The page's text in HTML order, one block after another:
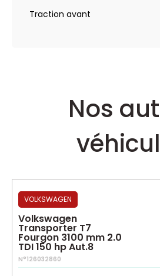
Traction avant
Nos
VOLKSWAGEN
Volkswagen
Transporter T7
Fourgon 3100 mm 2.0
TDI 150 hp Aut.8
N°126032860